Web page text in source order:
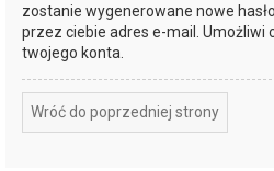
zostanie wygenerowane nowe
przez ciebie adres e-mail. Umożliwi
twojego konta.
Wróć do poprzedniej strony